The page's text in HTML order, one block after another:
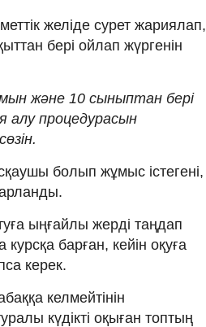
желіде сурет жариялап,
бері ойлап жүргенін
және 10 сыныптан бері
алу процедурасын
болып жұмыс істегені,
ыңғайлы жерді таңдап
барған, кейін оқуға
керек.
келмейтінін
күдікті оқыған топтың